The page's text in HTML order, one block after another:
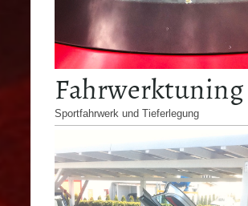
Fahrwerktuning
Sportfahrwerk und Tieferlegung